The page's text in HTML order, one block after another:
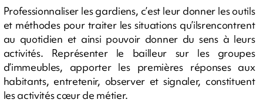
Professionnaliser les gardiens, c’est leur donner les outils
et méthodes pour traiter les situations qu’ilsrencontrent
au quotidien et ainsi pouvoir donner du sens à leurs
activités. Représenter le bailleur sur les groupes
d’immeubles, apporter les premières réponses aux
habitants, entretenir, observer et signaler, constituent
les activités cœur de métier.